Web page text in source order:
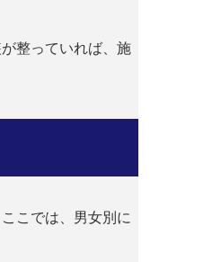
整っていれば、施
こでは、男女別に